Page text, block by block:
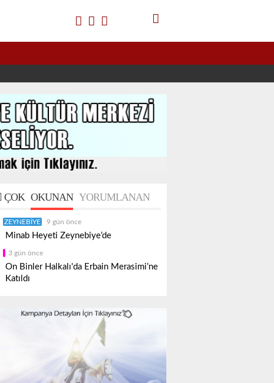
ÇOK OKUNAN YORUMLANAN
ZEYNEBIYE 9 gün önce
Minab Heyeti Zeynebiye’de
3 gün önce
On Binler Halkalı'da Erbain Merasimi’ne
Katıldı